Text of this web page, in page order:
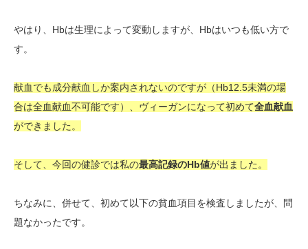
やはり、Hbは生理によって変動しますが、Hbはいつも低い方で
す。
献血でも成分献血しか案内されないのですが（Hb12.5未満の場
合は全血献血不可能です）、ヴィーガンになって初めて全血献血
ができました。
そして、今回の健診では私の最高記録のHb値が出ました。
ちなみに、併せて、初めて以下の貧血項目を検査しましたが、問
題なかったです。